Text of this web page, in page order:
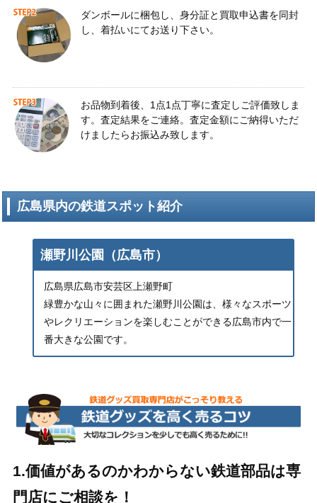
ダンボールに梱包し、身分証と買取申込書を同封
し、着払いにてお送り下さい。
お品物到着後、1点1点丁寧に査定しご評価致しま
す。査定結果をご連絡。査定金額にご納得いただ
けましたらお振込み致します。
広島県内の鉄道スポット紹介
瀬野川公園（広島市）
広島県広島市安芸区上瀬野町
緑豊かな山々に囲まれた瀬野川公園は、様々なスポーツ
やレクリエーションを楽しむことができる広島市内で一
番大きな公園です。
1.価値があるのかわからない鉄道部品は専
門店にご相談を！